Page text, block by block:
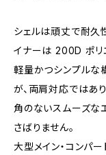
シェルは頑丈で耐久
イナーは 200D ポリ
軽量かつシンプルな
が、両肩対応ではあり
角のないスムーズな
さばりません。
大型メイン・コンパー